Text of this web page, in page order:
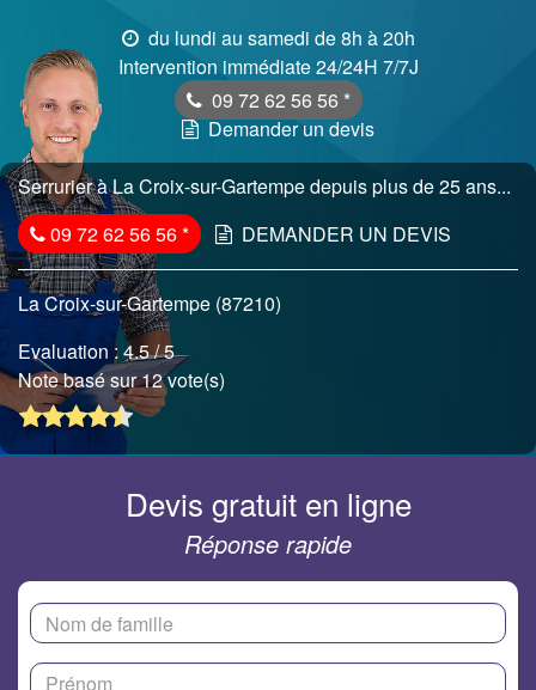
du lundi au samedi de 8h à 20h
Intervention immédiate 24/24H 7/7J
09 72 62 56 56 *
Demander un devis
Serrurier à La Croix-sur-Gartempe depuis plus de 25 ans...
09 72 62 56 56* DEMANDER UN DEVIS
La Croix-sur-Gartempe (87210)
Evaluation :4.5/ 5
Note basé sur 12 vote(s)
Devis gratuit en ligne
Réponse rapide